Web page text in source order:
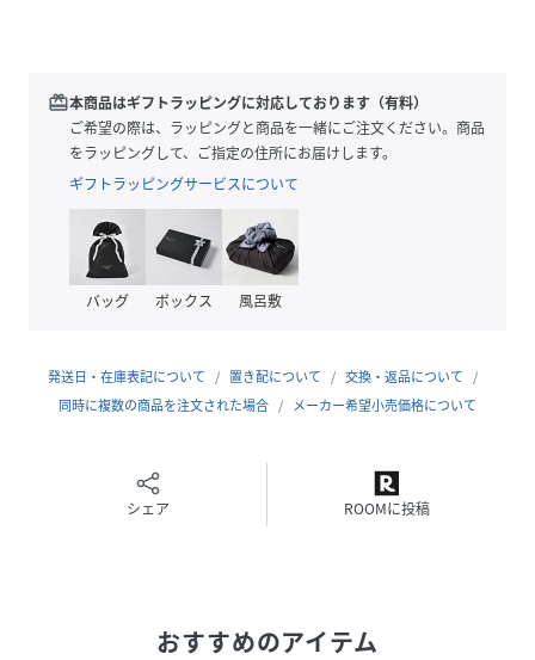
【ご注意】
金属アレルギー対応のニッケルフリージュエリーです。金属
アレルギーを起こしにくい素材にはなりますが、体質や体調
等によりアレルギー反応が起こる可能性もございます。予め
ご了承ください。
【関連キーワード】
K10YGK1010Kゴールドカラーストーン天然石サンストーン
母の日ギフトプレゼント
redeem本商品はギフトラッピングに対応しております（有料）
ご希望の際は、ラッピングと商品を一緒にご注文ください。商品
をラッピングして、ご指定の住所にお届けします。
ギフトラッピングサービスについて
バッグ ボックス 風呂敷
発送日・在庫表記について 置き配について
交換・返品について
同時に複数の商品を注文された場合
メーカー希望小売価格について
シェア ROOMに投稿
おすすめのアイテム